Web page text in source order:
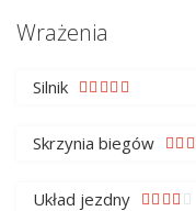
Wrażenia
Silnik
Skrzynia biegów
Układ jezdny